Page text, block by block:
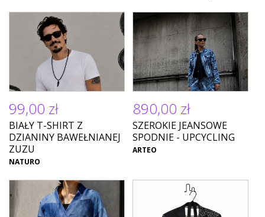
99,00 zł
BIAŁY T-SHIRT Z
DZIANINY BAWEŁNIANEJ
ZUZU
NATURO
890,00 zł
SZEROKIE JEANSOWE
SPODNIE - UPCYCLING
ARTEO